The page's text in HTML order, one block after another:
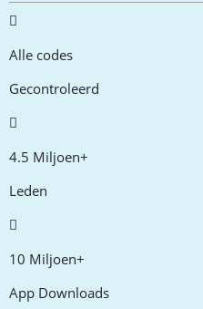
Alle codes
Gecontroleerd
4.5 Miljoen+
Leden
10 Miljoen+
App Downloads